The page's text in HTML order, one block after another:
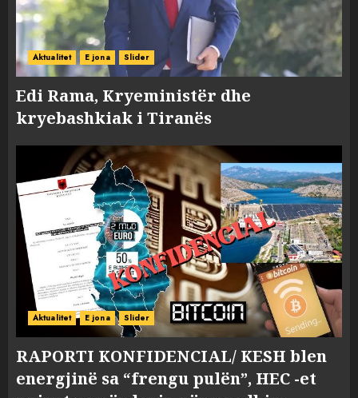
Aktualitet E jona Slider
Edi Rama, Kryeministër dhe
kryebashkiak i Tiranës
Aktualitet E jona Slider
RAPORTI KONFIDENCIAL/ KESH blen
energjinë sa “frengu pulën”, HEC -et